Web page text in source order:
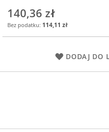
140,36 zł
114,11 zł
DODAJ DO